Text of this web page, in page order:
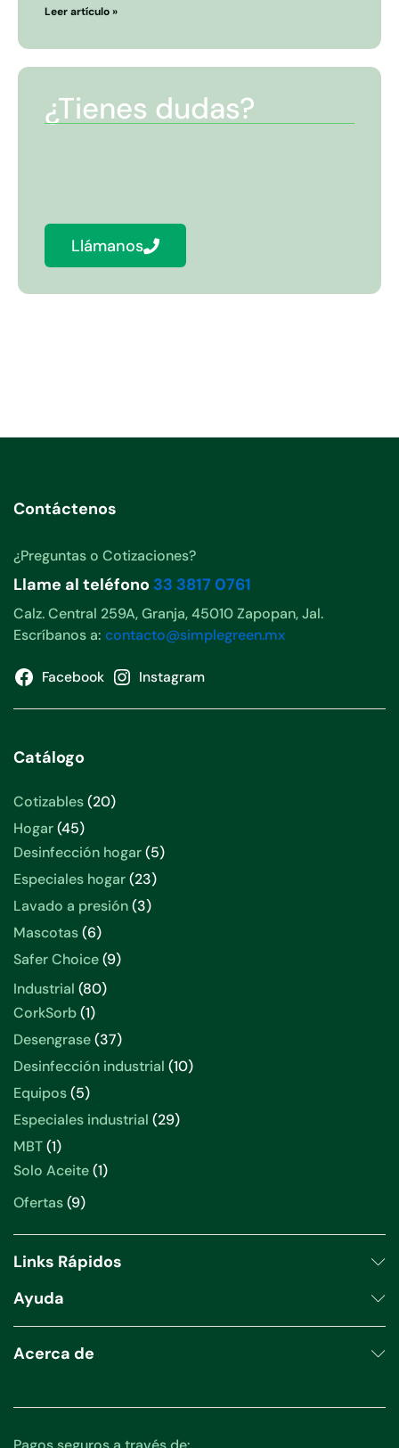
Leer artículo »
¿Tienes dudas?
Llámanos
Contáctenos
¿Preguntas o Cotizaciones?
Llame al teléfono 33 3817 0761
Calz. Central 259A, Granja, 45010 Zapopan, Jal.
Escríbanos a: contacto@simplegreen.mx
Facebook Instagram
Catálogo
Cotizables 20
Hogar 45
Desinfección hogar 5
Especiales hogar 23
Lavado a presión 3
Mascotas 6
Safer Choice 9
Industrial 80
CorkSorb 1
Desengrase 37
Desinfección industrial 10
Equipos 5
Especiales industrial 29
MBT 1
Solo Aceite 1
Ofertas 9
Links Rápidos
Ayuda
Acerca de